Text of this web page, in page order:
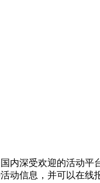
内深受欢迎的活动
动信息，并可以在线